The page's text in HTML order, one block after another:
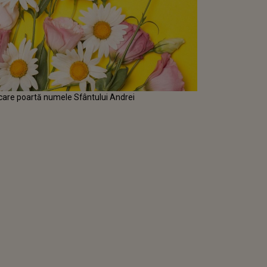
poartă numele Sfântului Andrei